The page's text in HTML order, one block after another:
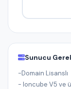
Sunucu
-Domain Lisanslı
- Ioncube V5 ve